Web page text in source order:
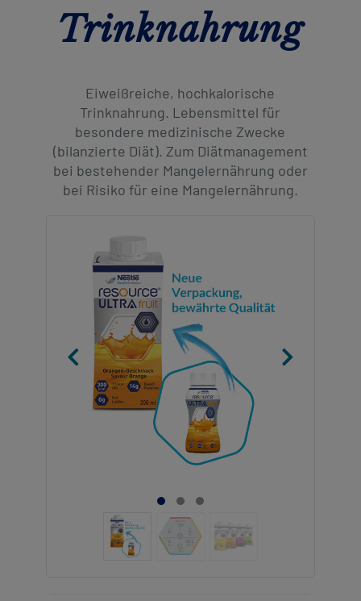
Social
Trinknahrung
Eiweißreiche, hochkalorische
Trinknahrung. Lebensmittel für
besondere medizinische Zwecke
(bilanzierte Diät). Zum Diätmanagement
bei bestehender Mangelernährung oder
bei Risiko für eine Mangelernährung.